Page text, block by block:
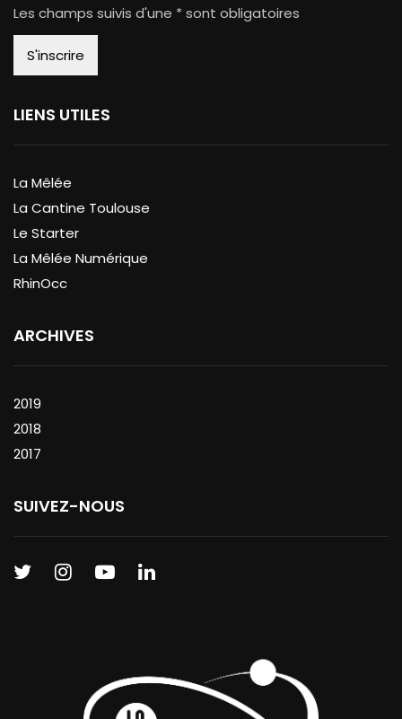
Les champs suivis d'une * sont obligatoires
LIENS UTILES
La Mêlée
La Cantine Toulouse
Le Starter
La Mêlée Numérique
RhinOcc
ARCHIVES
2019
2018
2017
SUIVEZ-NOUS